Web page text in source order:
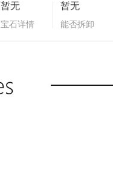
暂无
宝石详情
暂无
能否拆卸